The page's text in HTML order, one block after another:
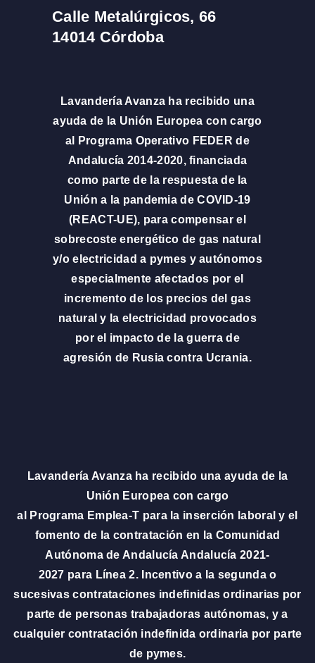
Calle Metalúrgicos, 66
14014 Córdoba
Lavandería Avanza ha recibido una
ayuda de la Unión Europea con cargo
al Programa Operativo FEDER de
Andalucía 2014-2020, financiada
como parte de la respuesta de la
Unión a la pandemia de COVID-19
(REACT-UE), para compensar el
sobrecoste energético de gas natural
y/o electricidad a pymes y autónomos
especialmente afectados por el
incremento de los precios del gas
natural y la electricidad provocados
por el impacto de la guerra de
agresión de Rusia contra Ucrania.
Lavandería Avanza ha recibido una ayuda de la
Unión Europea con cargo
al Programa Emplea-T para la inserción laboral y el
fomento de la contratación en la Comunidad
Autónoma de Andalucía Andalucía 2021-
2027 para Línea 2. Incentivo a la segunda o
sucesivas contrataciones indefinidas ordinarias por
parte de personas trabajadoras autónomas, y a
cualquier contratación indefinida ordinaria por parte
de pymes.